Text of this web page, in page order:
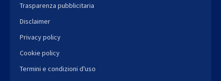
Trasparenza pubblicitaria
Disclaimer
Privacy policy
Cookie policy
Termini e condizioni d'uso